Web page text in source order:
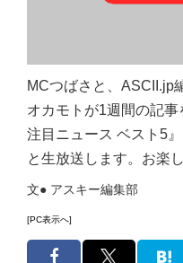
MCつばさと、ASCII.jp
オカモトが1週間の記
注目ニュース ベスト5
と生放送します。お楽
文● アスキー編集部
[PC表示へ]